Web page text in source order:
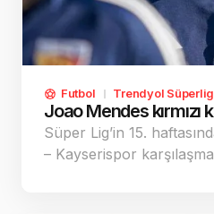
Futbol Trendyol Süperlig
Joao Mendes kırmızı
Süper Lig’in 15.
– Kayserispor